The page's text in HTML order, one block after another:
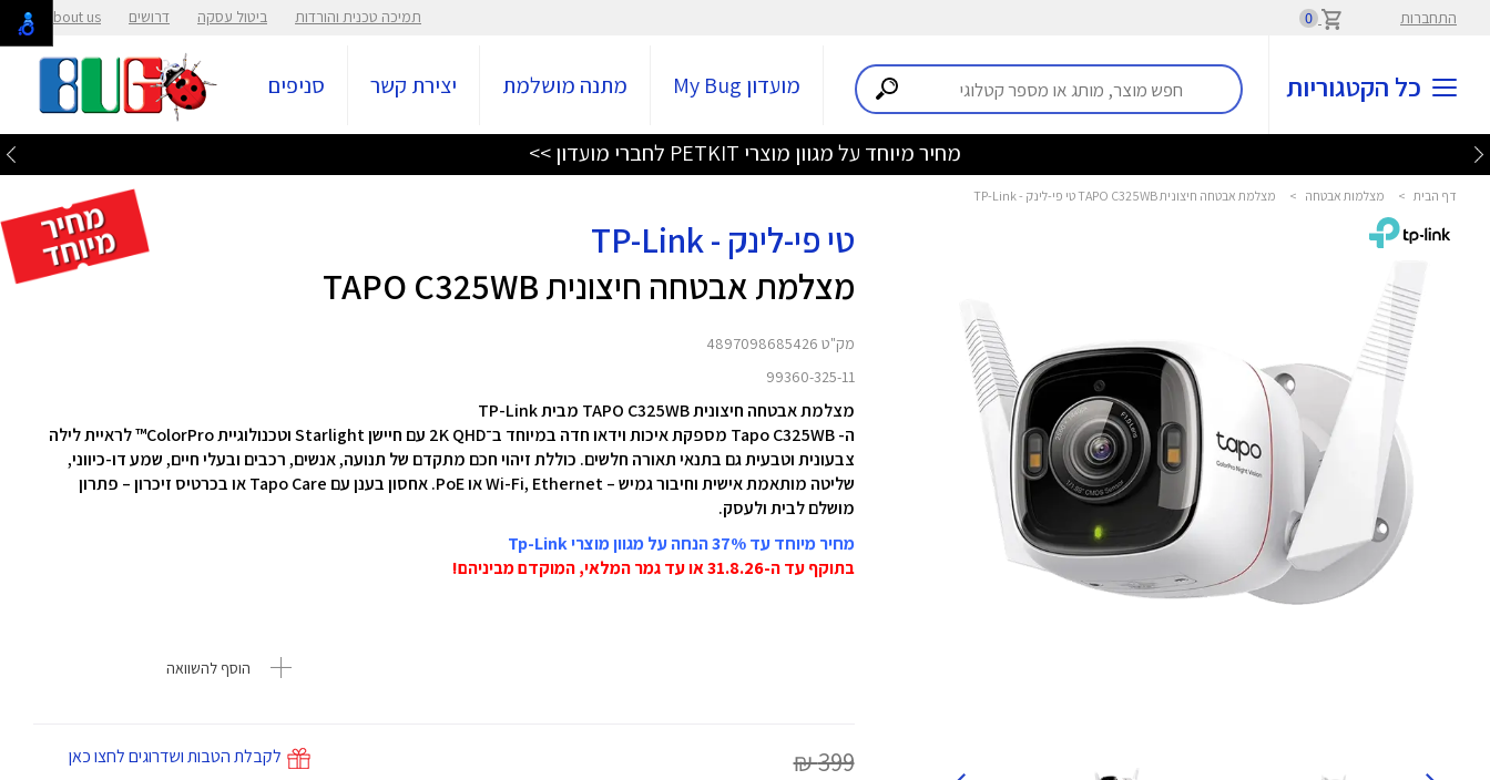
התחברות 0 תמיכה טכנית והורדות ביטול עסקה דרושים About us
כל הקטגוריות מועדון My Bug מתנה מושלמת יצירת קשר סניפים
מחיר מיוחד על מגוון מוצרי PETKIT לחברי מועדון >>
דף הבית > מצלמות אבטחה > מצלמת אבטחה חיצונית TAPO C325WB טי פי-לינק - TP-Link
טי פי-לינק - TP-Link
מצלמת אבטחה חיצונית TAPO C325WB
מק"ט 4897098685426
99360-325-11
מצלמת אבטחה חיצונית TAPO C325WB מבית TP-Link
ה- Tapo C325WB מספקת איכות וידאו חדה במיוחד ב־2K QHD עם חיישן Starlight וטכנולוגיית ColorPro™ לראיית לילה
צבעונית וטבעית גם בתנאי תאורה חלשים. כוללת זיהוי חכם מתקדם של תנועה, אנשים, רכבים ובעלי חיים, שמע דו-כיווני,
שליטה מותאמת אישית וחיבור גמיש – Wi-Fi, Ethernet או PoE. אחסון בענן עם Tapo Care או בכרטיס זיכרון – פתרון
מושלם לבית ולעסק.
מחיר מיוחד עד 37% הנחה על מגוון מוצרי Tp-Link
בתוקף עד ה-31.8.26 או עד גמר המלאי, המוקדם מביניהם!
הוסף להשוואה
399 ₪ לקבלת הטבות ושדרוגים לחצו כאן